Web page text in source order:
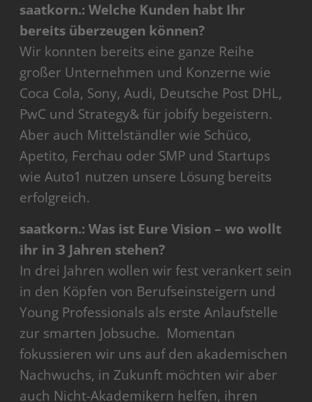
Mehr Informationen
Akzeptieren
powered byUsercentrics Consent Management
Platform
saatkorn.: Welche Kunden habt Ihr
bereits überzeugen können?
Wir konnten bereits eine ganze Reihe
großer Unternehmen und Konzerne wie
Coca Cola, Sony, Audi, Deutsche Post DHL,
PwC und Strategy& für jobify begeistern.
Aber auch Mittelständler wie Schüco,
Apetito, Ferchau oder SMP und Startups
wie Auto1 nutzen unsere Lösung bereits
erfolgreich.
saatkorn.: Was ist Eure Vision ­– wo wollt
ihr in 3 Jahren stehen?
In drei Jahren wollen wir fest verankert sein
in den Köpfen von Berufseinsteigern und
Young Professionals als erste Anlaufstelle
zur smarten Jobsuche. Momentan
fokussieren wir uns auf den akademischen
Nachwuchs, in Zukunft möchten wir aber
auch Nicht-Akademikern helfen, ihren